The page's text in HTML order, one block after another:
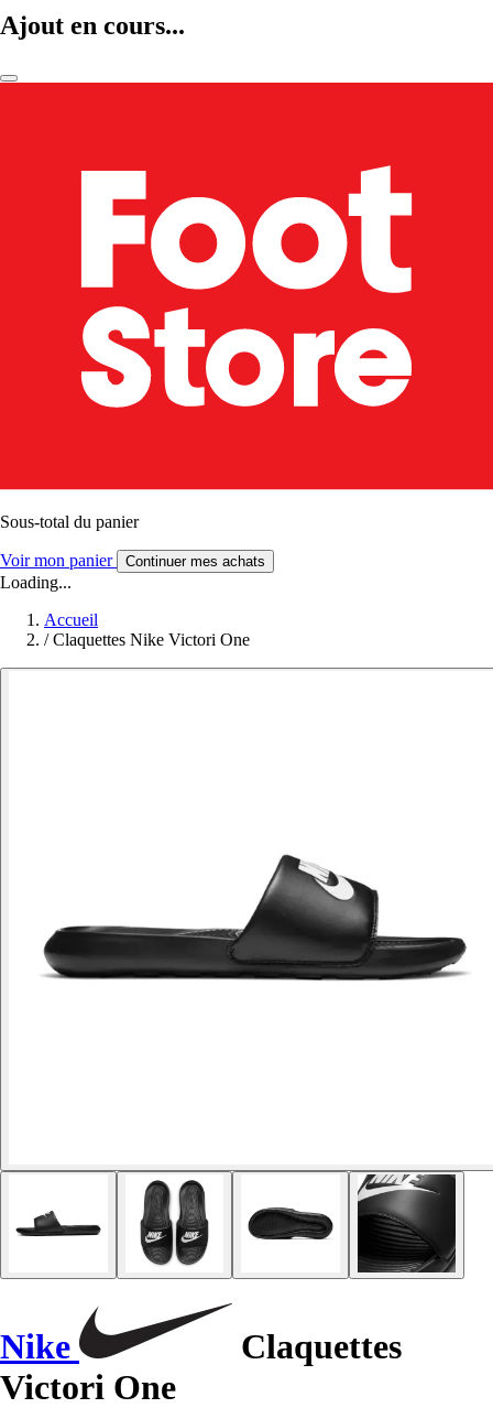
Ajout en cours...
Sous-total du panier
Voir mon panier Continuer mes achats
Loading...
Accueil
/ Claquettes Nike Victori One
Nike
Claquettes
Victori One